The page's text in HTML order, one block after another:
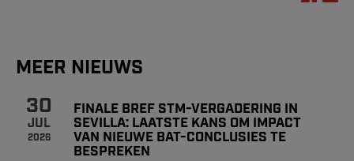
MEER NIEUWS
30
JUL
2026
FINALE BREF STM-VERGADERING IN
SEVILLA: LAATSTE KANS OM IMPACT
VAN NIEUWE BAT-CONCLUSIES TE
BESPREKEN